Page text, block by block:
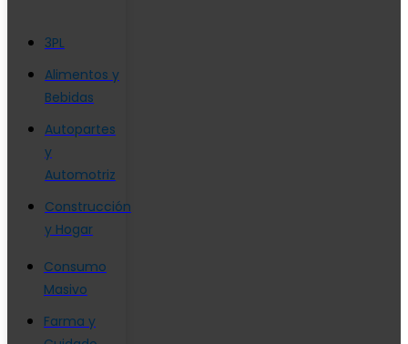
3PL
Alimentos y
Bebidas
Autopartes
y
Automotriz
Construcción
y Hogar
Consumo
Masivo
Farma y